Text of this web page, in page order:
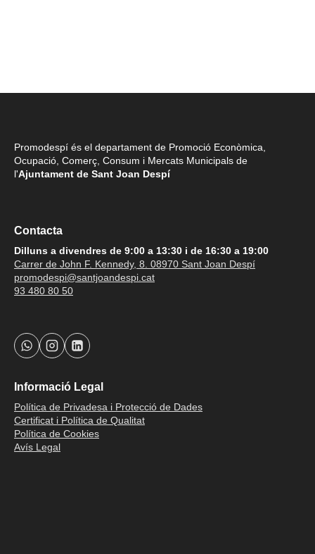
Promodespí és el departament de Promoció Econòmica,
Ocupació, Comerç, Consum i Mercats Municipals de
l'Ajuntament de Sant Joan Despí
Contacta
Dilluns a divendres de 9:00 a 13:30 i de 16:30 a 19:00
Carrer de John F. Kennedy, 8. 08970 Sant Joan Despí
promodespi@santjoandespi.cat
93 480 80 50
Informació Legal
Política de Privadesa i Protecció de Dades
Certificat i Política de Qualitat
Política de Cookies
Avís Legal